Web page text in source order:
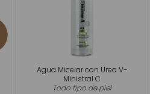
Agua Micelar con Urea V-
Ministral C
Todo tipo de piel